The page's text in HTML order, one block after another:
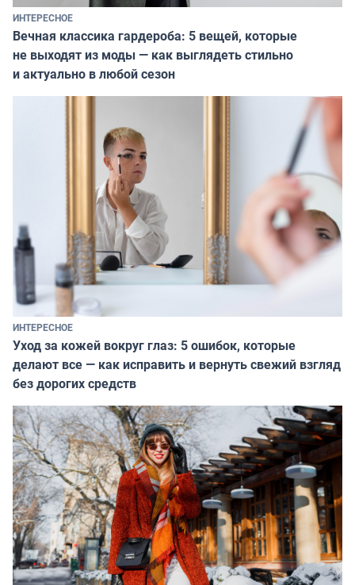
ИНТЕРЕСНОЕ
Вечная классика гардероба: 5 вещей, которые
не выходят из моды — как выглядеть стильно
и актуально в любой сезон
ИНТЕРЕСНОЕ
Уход за кожей вокруг глаз: 5 ошибок, которые
делают все — как исправить и вернуть свежий взгляд
без дорогих средств